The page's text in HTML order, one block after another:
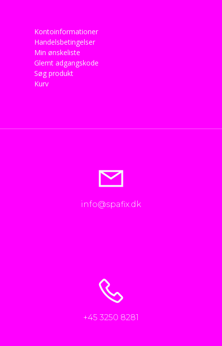
Kontoinformationer
Handelsbetingelser
Min ønskeliste
Glemt adgangskode
Søg produkt
Kurv
info@spafix.dk
+45 3250 8281